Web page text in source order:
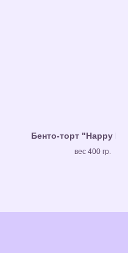
Бенто-торт "Happy
вес 400 гр.